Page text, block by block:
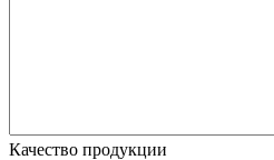
Качество продукции